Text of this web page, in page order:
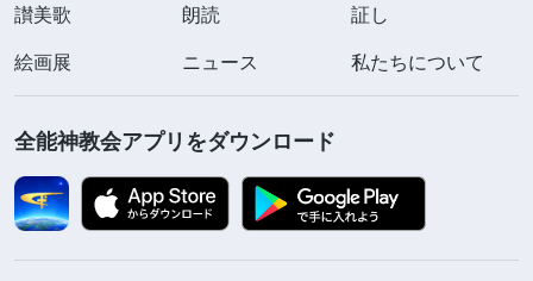
践し、心から神を愛して従うこと。いつも嘘をつ
き、罪を犯し、神に抵抗し、神の求めに背く人は神
と思う？」テレサが「いいえ。私たちは嘘をつき、
言葉で罪を犯し、多くの人が世俗主義の潮流に流さ
れ、お金を求め、神を心から崇拝していません。牧
師でさえ例外じゃない。そんな私たちが神の国に入
讃美歌
朗読
証し
絵画展
ニュース 私たちについて
全能神教会アプリをダウンロード